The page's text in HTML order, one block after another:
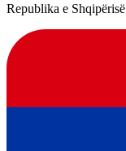
Republika e Shqipërisë